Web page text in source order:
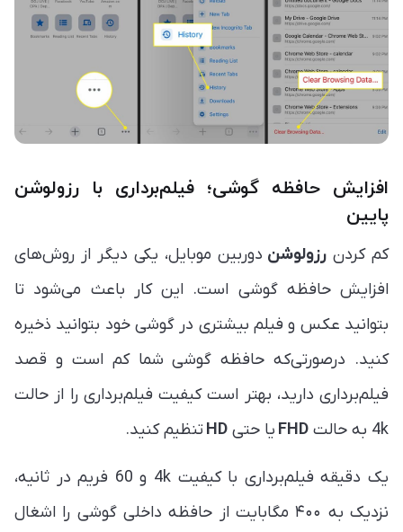
افزایش حافظه گوشی؛ ‏فیلم‌برداری با رزولوشن
پایین
کم کردن رزولوشن دوربین موبایل، یکی دیگر از روش‌های
افزایش حافظه گوشی است. این کار باعث می‌شود تا
بتوانید عکس و فیلم بیشتری در گوشی خود بتوانید ذخیره
کنید. درصورتی‌که حافظه گوشی شما کم است و قصد
فیلم‌برداری دارید، بهتر است کیفیت فیلم‌برداری را از حالت
4k به حالت
FHD یا حتی HD تنظیم کنید.
یک دقیقه فیلم‌برداری با کیفیت 4k و 60 فریم در ثانیه،
نزدیک به ۴۰۰ مگابایت از حافظه داخلی گوشی را اشغال